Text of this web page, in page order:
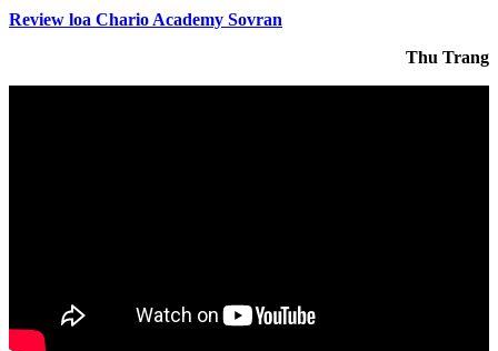
Review loa Chario Academy Sovran
Thu Trang